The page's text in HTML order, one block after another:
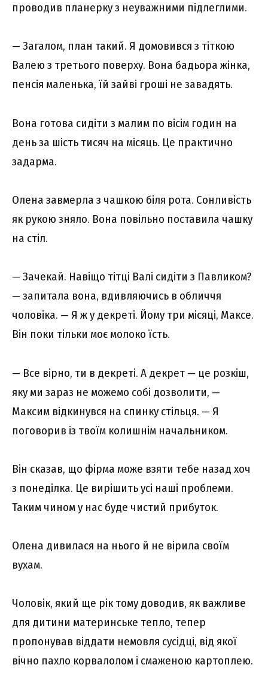
проводив планерку з неуважними підлеглими.
— Загалом, план такий. Я домовився з тіткою
Валею з третього поверху. Вона бадьора жінка,
пенсія маленька, їй зайві гроші не завадять.
Вона готова сидіти з малим по вісім годин на
день за шість тисяч на місяць. Це практично
задарма.
Олена завмерла з чашкою біля рота. Сонливість
як рукою зняло. Вона повільно поставила чашку
на стіл.
— Зачекай. Навіщо тітці Валі сидіти з Павликом?
— запитала вона, вдивляючись в обличчя
чоловіка. — Я ж у декреті. Йому три місяці, Максе.
Він поки тільки моє молоко їсть.
— Все вірно, ти в декреті. А декрет — це розкіш,
яку ми зараз не можемо собі дозволити, —
Максим відкинувся на спинку стільця. — Я
поговорив із твоїм колишнім начальником.
Він сказав, що фірма може взяти тебе назад хоч
з понеділка. Це вирішить усі наші проблеми.
Таким чином у нас буде чистий прибуток.
Олена дивилася на нього й не вірила своїм
вухам.
Чоловік, який ще рік тому доводив, як важливе
для дитини материнське тепло, тепер
пропонував віддати немовля сусідці, від якої
вічно пахло корвалолом і смаженою картоплею.